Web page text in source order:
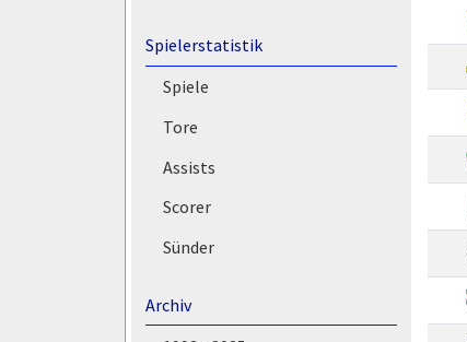
Spielerstatistik
Spiele
Tore
Assists
Scorer
Sünder
Archiv